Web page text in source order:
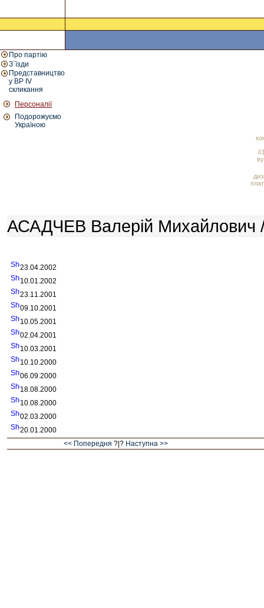
Про партію
З`їзди
Представництво
у ВР IV
скликання
Персоналії
Подорожуємо
Україною
АСАДЧЕВ Валерій Михайлович
23.04.2002
10.01.2002
23.11.2001
09.10.2001
10.05.2001
02.04.2001
10.03.2001
10.10.2000
06.09.2000
18.08.2000
10.08.2000
02.03.2000
20.01.2000
<< Попередня ?|? Наступна >>